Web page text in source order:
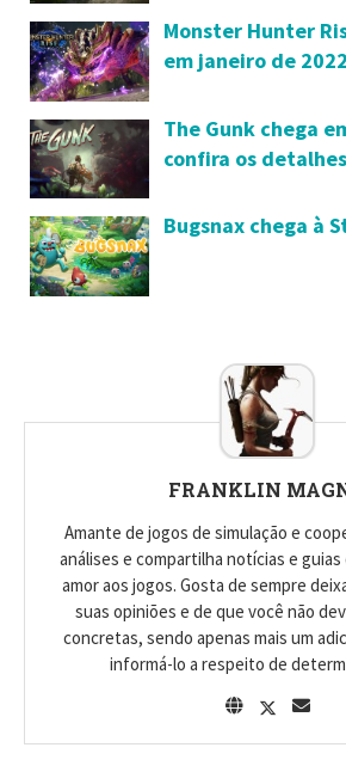
Monster Hunter
em janeiro de
The Gunk chega
confira os detalhes
Bugsnax chega à
FRANKLIN
Amante de jogos de simulação e
análises e compartilha notícias e
amor aos jogos. Gosta de sempre
suas opiniões e de que você não
concretas, sendo apenas mais um
informá-lo a respeito de